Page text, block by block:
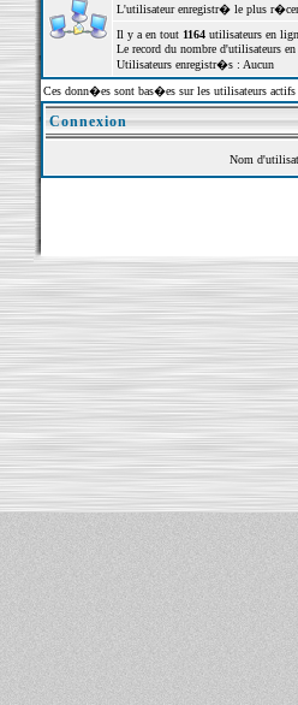
L'utilisateur enregistr� le plus
Il y a en tout 1164utilisateurs en
Le record du nombre d'utilisateurs
Utilisateurs enregistr�s : Aucun
Ces donn�es sont bas�es sur les utilisateurs
Connexion
Nom